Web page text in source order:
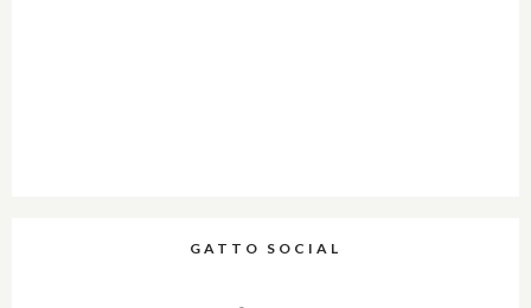
GATTO SOCIAL